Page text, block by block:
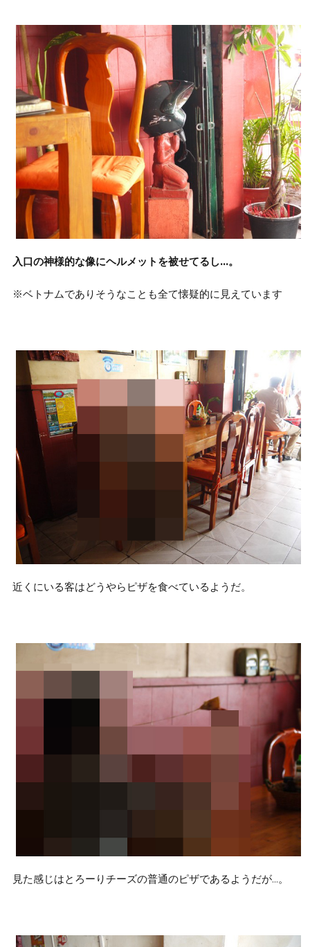
入口の神様的な像にヘルメットを被せてるし…。
※ベトナムでありそうなことも全て懐疑的に見えています
近くにいる客はどうやらピザを食べているようだ。
見た感じはとろーりチーズの普通のピザであるようだが…。